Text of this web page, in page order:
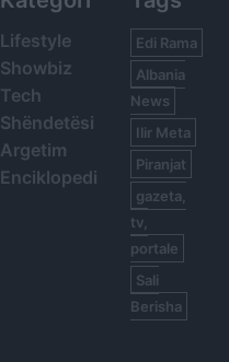
Lifestyle
Showbiz
Tech
Shëndetësi
Argetim
Enciklopedi
Edi Rama
Albania
News
Ilir Meta
Piranjat
gazeta,
tv,
portale
Sali
Berisha